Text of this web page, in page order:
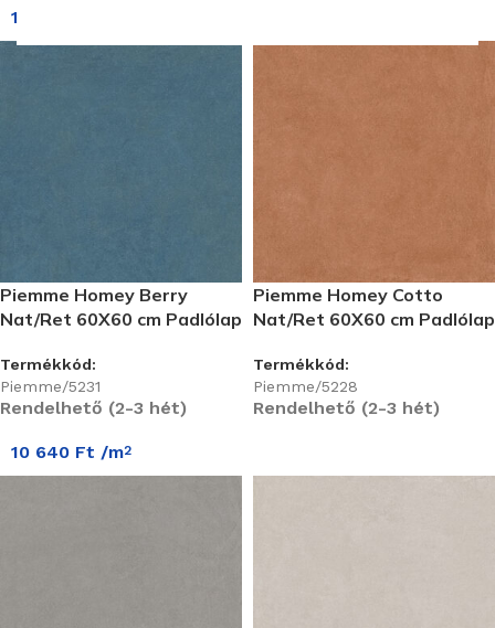
10 640
Piemme Homey Berry
Nat/Ret 60X60 cm Padlólap
Termékkód:
Piemme/5231
Rendelhető (2-3 hét)
Piemme Homey Cotto
Nat/Ret 60X60 cm Padlólap
Termékkód:
Piemme/5228
Rendelhető (2-3 hét)
10 640 Ft /m2